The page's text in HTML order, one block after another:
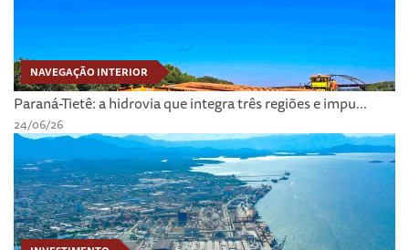
NAVEGAÇÃO INTERIOR
Paraná-Tietê: a hidrovia que integra três regiões e impu...
24/06/26